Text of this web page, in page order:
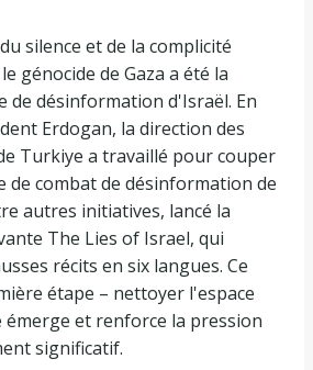
silence et de la complicité
génocide de Gaza a été la
de désinformation d'Israël. En
Erdogan, la direction des
Turkiye a travaillé pour couper
de combat de désinformation de
autres initiatives, lancé la
The Lies of Israel, qui
récits en six langues. Ce
étape – nettoyer l'espace
et renforce la pression
significatif.